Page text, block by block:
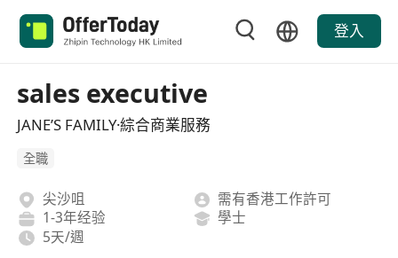
登入
sales executive
JANE’S FAMILY·綜合商業服務
全職
尖沙咀
需有香港工作許可
1-3年经验
學士
5天/週